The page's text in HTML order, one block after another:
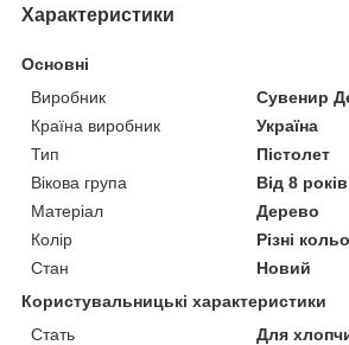
Характеристики
Основні
Виробник
Сувенир
Країна виробник
Україна
Тип
Пістолет
Вікова група
Від 8 років
Матеріал
Дерево
Колір
Різні
Стан
Новий
Користувальницькі характеристики
Стать
Для